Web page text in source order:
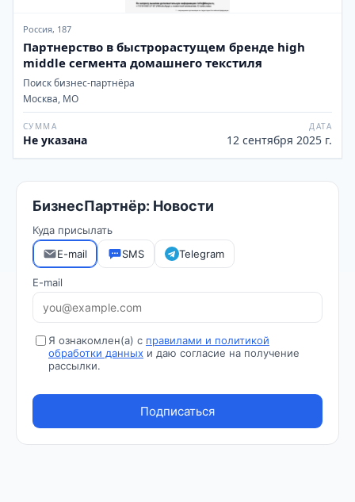
Россия, 187
Партнерство в быстрорастущем бренде high
middle сегмента домашнего текстиля
Поиск бизнес-партнёра
Москва, МО
СУММА
Не указана
ДАТА
12 сентября 2025 г.